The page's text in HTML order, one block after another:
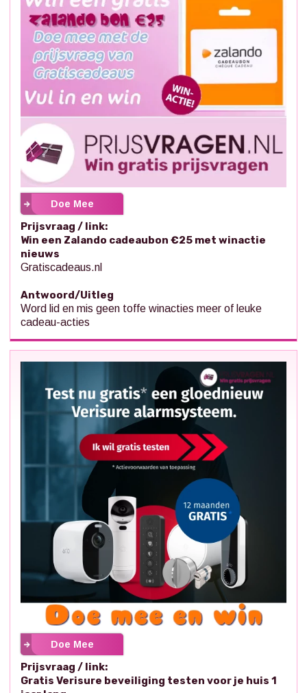
Doe Mee
Prijsvraag / link:
Win een Zalando cadeaubon €25 met winactie
nieuws
Gratiscadeaus.nl
Antwoord/Uitleg
Word lid en mis geen toffe winacties meer of leuke
cadeau-acties
Doe Mee
Prijsvraag / link:
Gratis Verisure beveiliging testen voor je huis 1